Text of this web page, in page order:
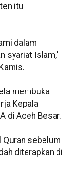
itu
dalam
syariat Islam,"
membuka
Kepala
di Aceh Besar.
Quran sebelum
diterapkan di